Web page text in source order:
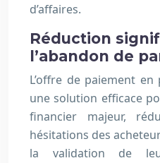
d’affaires.
Réduction
l’abandon de
L’offre de paiement
une solution efficace
financier majeur,
hésitations des
la validation de